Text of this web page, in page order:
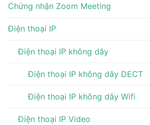
Chứng nhận Zoom Meeting
Điện thoại IP
Điện thoại IP không dây
Điện thoại IP không dây DECT
Điện thoại IP không dây Wifi
Điện thoại IP Video